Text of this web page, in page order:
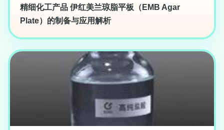
精细化工产品 伊红美兰琼脂平板（EMB Agar
Plate）的制备与应用解析